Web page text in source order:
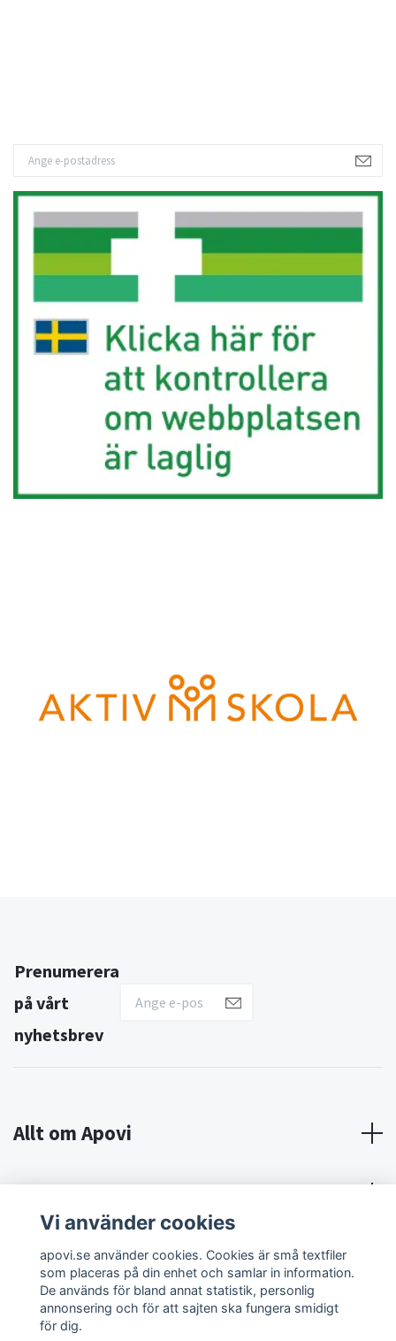
Prenumerera
på vårt
nyhetsbrev
Allt om Apovi
Om Apovi
Sociala medier
Vi använder cookies
apovi.se använder cookies. Cookies är små textfiler
som placeras på din enhet och samlar in information.
De används för bland annat statistik, personlig
annonsering och för att sajten ska fungera smidigt
för dig.